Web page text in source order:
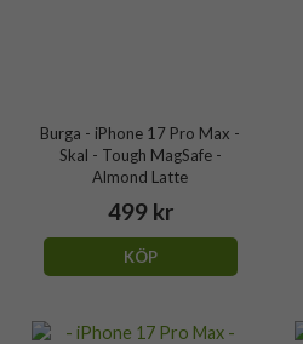
Burga - iPhone 17 Pro Max -
Skal - Tough MagSafe -
Almond Latte
499 kr
KÖP